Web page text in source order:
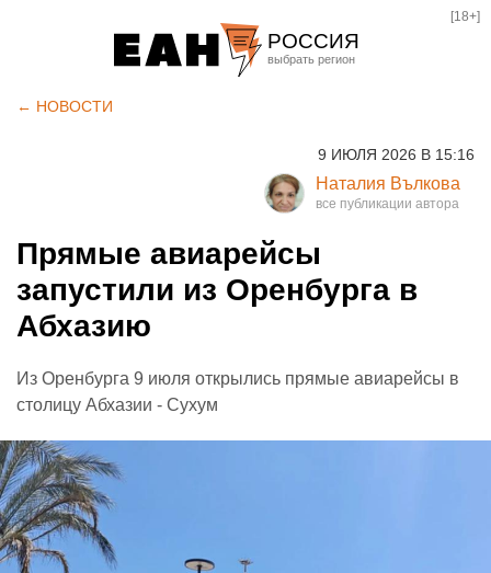
РОССИЯ
Курган
Оренбург
[18+]
← НОВОСТИ
9 ИЮЛЯ 2026 В 15:16
Наталия Вълкова
Прямые авиарейсы
запустили из Оренбурга в
Абхазию
Из Оренбурга 9 июля открылись прямые авиарейсы в
столицу Абхазии - Сухум